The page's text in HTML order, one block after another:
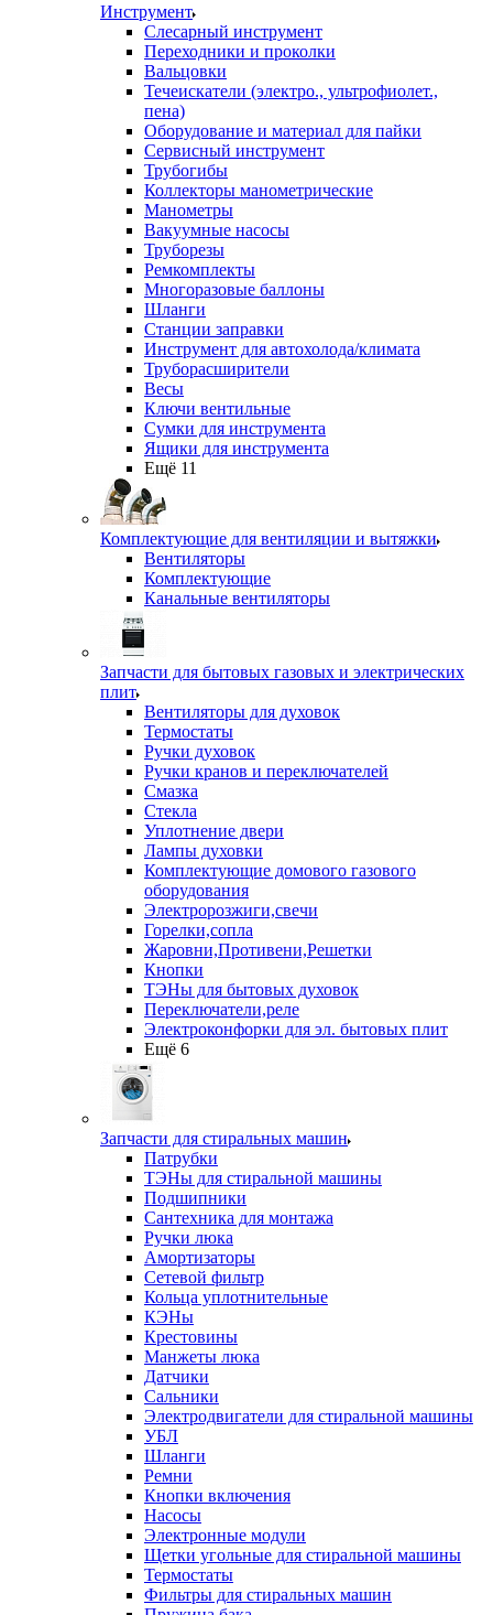
Инструмент
Слесарный инструмент
Переходники и проколки
Вальцовки
Течеискатели (электро., ультрофиолет.,
пена)
Оборудование и материал для пайки
Сервисный инструмент
Трубогибы
Коллекторы манометрические
Манометры
Вакуумные насосы
Труборезы
Ремкомплекты
Многоразовые баллоны
Шланги
Станции заправки
Инструмент для автохолода/климата
Труборасширители
Весы
Ключи вентильные
Сумки для инструмента
Ящики для инструмента
Ещё 11
Комплектующие для вентиляции и вытяжки
Вентиляторы
Комплектующие
Канальные вентиляторы
Запчасти для бытовых газовых и электрических
плит
Вентиляторы для духовок
Термостаты
Ручки духовок
Ручки кранов и переключателей
Смазка
Стекла
Уплотнение двери
Лампы духовки
Комплектующие домового газового
оборудования
Электророзжиги,свечи
Горелки,сопла
Жаровни,Противени,Решетки
Кнопки
ТЭНы для бытовых духовок
Переключатели,реле
Электроконфорки для эл. бытовых плит
Ещё 6
Запчасти для стиральных машин
Патрубки
ТЭНы для стиральной машины
Подшипники
Сантехника для монтажа
Ручки люка
Амортизаторы
Сетевой фильтр
Кольца уплотнительные
КЭНы
Крестовины
Манжеты люка
Датчики
Сальники
Электродвигатели для стиральной машины
УБЛ
Шланги
Ремни
Кнопки включения
Насосы
Электронные модули
Щетки угольные для стиральной машины
Термостаты
Фильтры для стиральных машин